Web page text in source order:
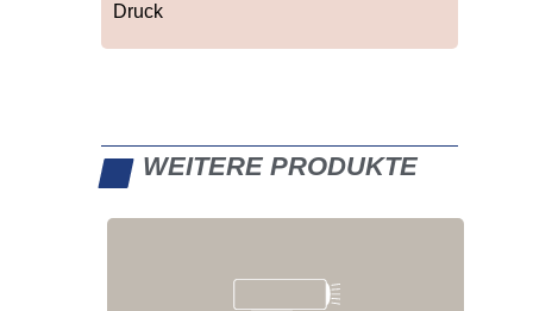
Druck
WEITERE PRODUKTE